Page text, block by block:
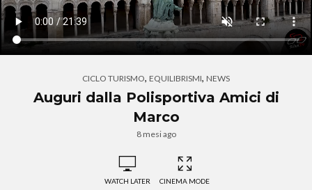
CICLO TURISMO, EQUILIBRISMI, NEWS
Auguri dalla Polisportiva Amici di
Marco
8 mesi ago
WATCH LATER CINEMA MODE